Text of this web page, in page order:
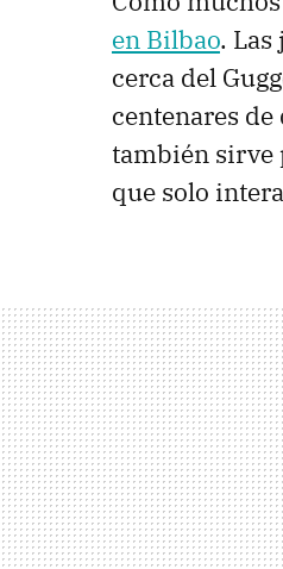
en Bilbao.
cerca del
centenares
también sirve
que solo